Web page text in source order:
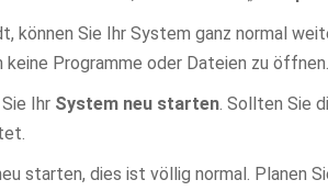
können Sie Ihr System ganz normal
Programme oder Dateien zu öffnen.
Ihr System neu starten . Sollten Sie
starten, dies ist völlig normal. Planen